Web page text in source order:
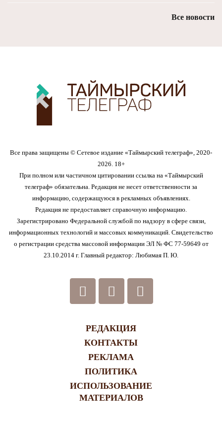
Все новости
Все права защищены © Сетевое издание «Таймырский телеграф», 2020-
2026. 18+
При полном или частичном цитировании ссылка на «Таймырский
телеграф» обязательна. Редакция не несет ответственности за
информацию, содержащуюся в рекламных объявлениях.
Редакция не предоставляет справочную информацию.
Зарегистрировано Федеральной службой по надзору в сфере связи,
информационных технологий и массовых коммуникаций. Свидетельство
о регистрации средства массовой информации ЭЛ № ФС 77-59649 от
23.10.2014 г. Главный редактор: Любимая П. Ю.
РЕДАКЦИЯ
КОНТАКТЫ
РЕКЛАМА
ПОЛИТИКА
ИСПОЛЬЗОВАНИЕ
МАТЕРИАЛОВ